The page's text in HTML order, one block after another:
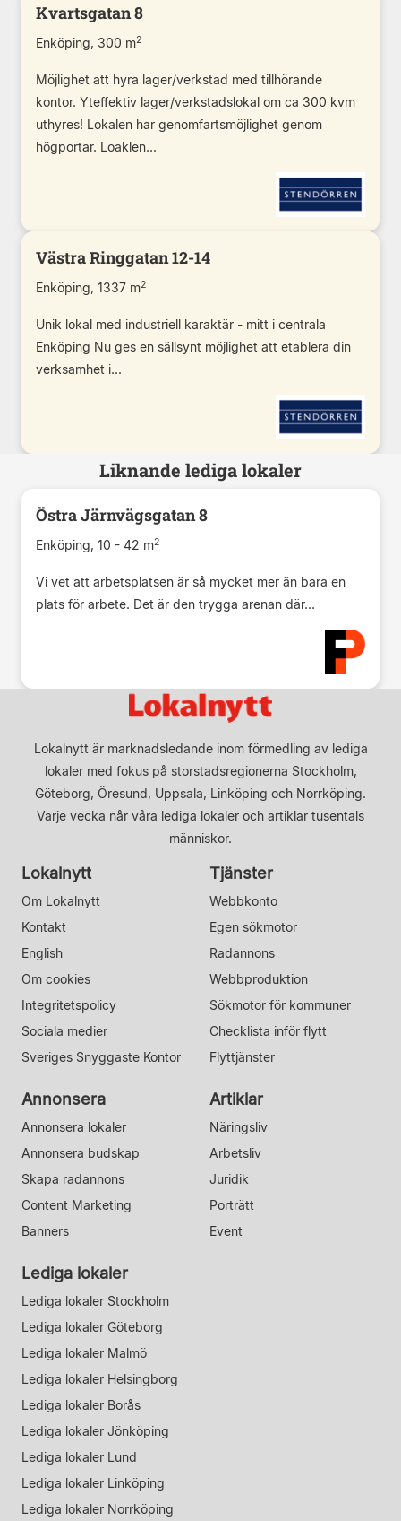
Kvartsgatan 8
Enköping, 300 m2
Möjlighet att hyra lager/verkstad med tillhörande
kontor. Yteffektiv lager/verkstadslokal om ca 300 kvm
uthyres! Lokalen har genomfartsmöjlighet genom
högportar. Loaklen...
Västra Ringgatan 12-14
Enköping, 1337 m2
Unik lokal med industriell karaktär - mitt i centrala
Enköping Nu ges en sällsynt möjlighet att etablera din
verksamhet i...
Liknande lediga lokaler
Östra Järnvägsgatan 8
Enköping, 10 - 42 m2
Vi vet att arbetsplatsen är så mycket mer än bara en
plats för arbete. Det är den trygga arenan där...
Lokalnytt är marknadsledande inom förmedling av lediga
lokaler med fokus på storstadsregionerna Stockholm,
Göteborg, Öresund, Uppsala, Linköping och Norrköping.
Varje vecka når våra lediga lokaler och artiklar tusentals
människor.
Lokalnytt
Om Lokalnytt
Kontakt
English
Om cookies
Integritetspolicy
Sociala medier
Sveriges Snyggaste Kontor
Tjänster
Webbkonto
Egen sökmotor
Radannons
Webbproduktion
Sökmotor för kommuner
Checklista inför flytt
Flyttjänster
Annonsera
Annonsera lokaler
Annonsera budskap
Skapa radannons
Content Marketing
Banners
Artiklar
Näringsliv
Arbetsliv
Juridik
Porträtt
Event
Lediga lokaler
Lediga lokaler Stockholm
Lediga lokaler Göteborg
Lediga lokaler Malmö
Lediga lokaler Helsingborg
Lediga lokaler Borås
Lediga lokaler Jönköping
Lediga lokaler Lund
Lediga lokaler Linköping
Lediga lokaler Norrköping